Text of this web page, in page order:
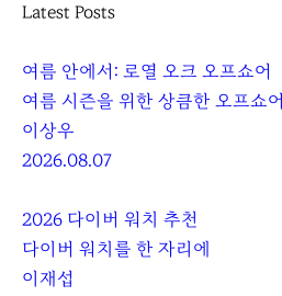
Latest Posts
여름 안에서: 로열 오크 오프쇼어
여름 시즌을 위한 상큼한 오프쇼어
이상우
2026.08.07
2026 다이버 워치 추천
다이버 워치를 한 자리에
이재섭